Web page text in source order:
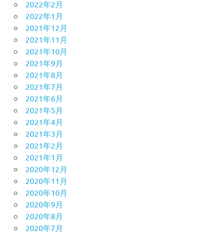
2022年2月
2022年1月
2021年12月
2021年11月
2021年10月
2021年9月
2021年8月
2021年7月
2021年6月
2021年5月
2021年4月
2021年3月
2021年2月
2021年1月
2020年12月
2020年11月
2020年10月
2020年9月
2020年8月
2020年7月